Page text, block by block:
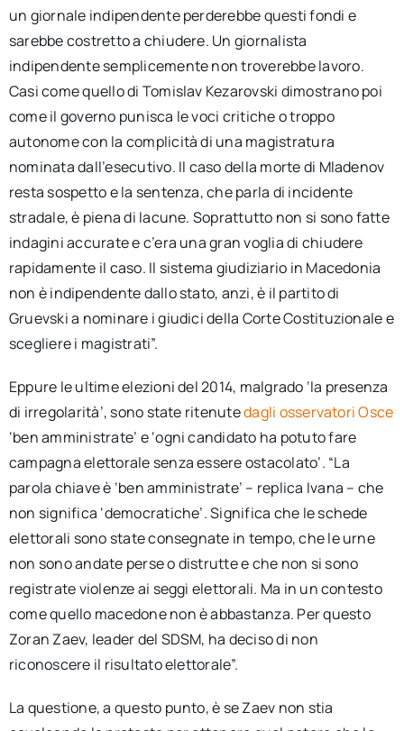
un giornale indipendente perderebbe questi fondi e
sarebbe costretto a chiudere. Un giornalista
indipendente semplicemente non troverebbe lavoro.
Casi come quello di Tomislav Kezarovski dimostrano poi
come il governo punisca le voci critiche o troppo
autonome con la complicità di una magistratura
nominata dall’esecutivo. Il caso della morte di Mladenov
resta sospetto e la sentenza, che parla di incidente
stradale, è piena di lacune. Soprattutto non si sono fatte
indagini accurate e c’era una gran voglia di chiudere
rapidamente il caso. Il sistema giudiziario in Macedonia
non è indipendente dallo stato, anzi, è il partito di
Gruevski a nominare i giudici della Corte Costituzionale e
scegliere i magistrati”.
Eppure le ultime elezioni del 2014, malgrado ‘la presenza
di irregolarità’, sono state ritenutedagli osservatori Osce
‘ben amministrate’ e ‘ogni candidato ha potuto fare
campagna elettorale senza essere ostacolato’. “La
parola chiave è ‘ben amministrate’ – replica Ivana – che
non significa ‘democratiche’. Significa che le schede
elettorali sono state consegnate in tempo, che le urne
non sono andate perse o distrutte e che non si sono
registrate violenze ai seggi elettorali. Ma in un contesto
come quello macedone non è abbastanza. Per questo
Zoran Zaev, leader del SDSM, ha deciso di non
riconoscere il risultato elettorale”.
La questione, a questo punto, è se Zaev non stia